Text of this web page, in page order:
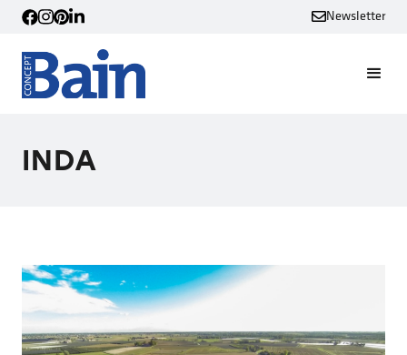
Newsletter
INDA